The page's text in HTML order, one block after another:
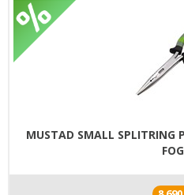
MUSTAD SMALL SPLITRING